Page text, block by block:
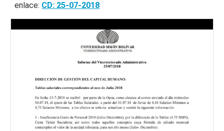
enlace: CD: 25-07-2018